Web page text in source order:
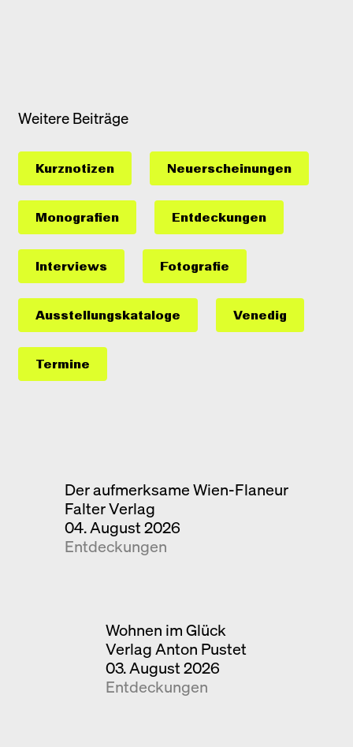
Weitere Beiträge
Kurznotizen Neuerscheinungen
Monografien Entdeckungen
Interviews Fotografie
Ausstellungs­kataloge Venedig
Termine
Der aufmerksame Wien-Flaneur
Falter Verlag
04. August 2026
Entdeckungen
Wohnen im Glück
Verlag Anton Pustet
03. August 2026
Entdeckungen